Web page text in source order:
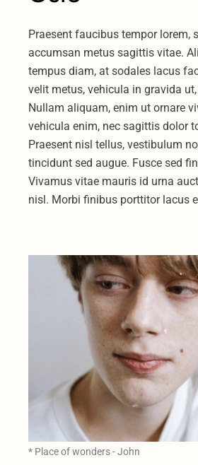
Praesent faucibus tempor lorem,
accumsan metus sagittis vitae.
tempus diam, at sodales lacus
velit metus, vehicula in gravida
Nullam aliquam, enim ut ornare
vehicula enim, nec sagittis dolor
Praesent nisl tellus, vestibulum
tincidunt sed augue. Fusce sed
Vivamus vitae mauris id urna
nisl. Morbi finibus porttitor lacus
* Place of wonders - John